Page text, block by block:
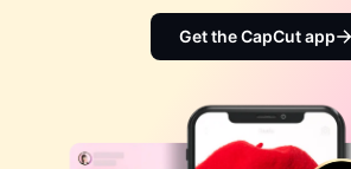
Dreamina Seedance 2.5
Nano Banana Pro
Gemini Omni
Social media
Mga template para sa anibersaryo
Mga template ng mga effect
Creative Partner Program
Get the CapCut app